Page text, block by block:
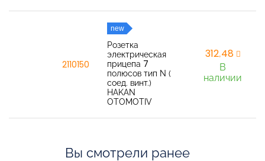
2110150
new
Розетка
электрическая
прицепа 7
полюсов тип N (
соед. винт.)
HAKAN
OTOMOTIV
312,48
В
наличии
Вы смотрели ранее